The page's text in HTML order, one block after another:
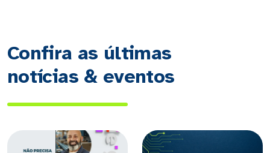
Confira as últimas
notícias & eventos